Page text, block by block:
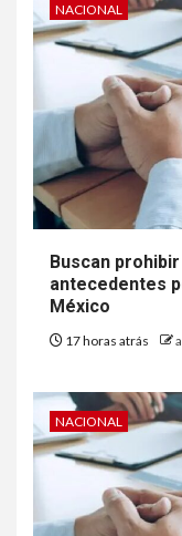
NACIONAL
Buscan
antecedentes
México
17 horas atrás
NACIONAL